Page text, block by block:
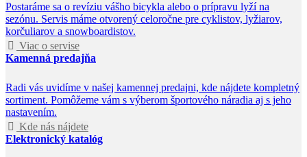
Postaráme sa o revíziu vášho bicykla alebo o prípravu lyží na
sezónu. Servis máme otvorený celoročne pre cyklistov, lyžiarov,
korčuliarov a snowboardistov.
Viac o servise
Kamenná predajňa
Radi vás uvidíme v našej kamennej predajni, kde nájdete kompletný
sortiment. Pomôžeme vám s výberom športového náradia aj s jeho
nastavením.
Kde nás nájdete
Elektronický katalóg